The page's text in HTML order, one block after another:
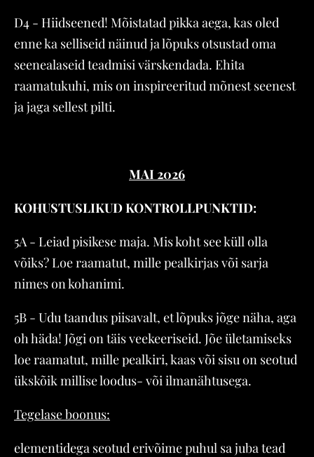
D4 - Hiidseened! Mõistatad pikka aega, kas oled
enne ka selliseid näinud ja lõpuks otsustad oma
seenealaseid teadmisi värskendada. Ehita
raamatukuhi, mis on inspireeritud mõnest seenest
ja jaga sellest pilti.
MAI 2026
KOHUSTUSLIKUD KONTROLLPUNKTID:
5A - Leiad pisikese maja. Mis koht see küll olla
võiks? Loe raamatut, mille pealkirjas või sarja
nimes on kohanimi.
5B - Udu taandus piisavalt, et lõpuks jõge näha, aga
oh häda! Jõgi on täis veekeeriseid. Jõe ületamiseks
loe raamatut, mille pealkiri, kaas või sisu on seotud
ükskõik millise loodus- või ilmanähtusega.
Tegelase boonus:
elementidega seotud erivõime puhul sa juba tead